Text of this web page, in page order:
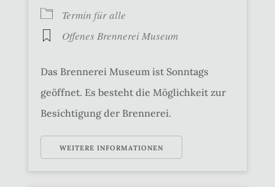
Termin für alle
Offenes Brennerei Museum
Das Brennerei Museum ist Sonntags
geöffnet. Es besteht die Möglichkeit zur
Besichtigung der Brennerei.
WEITERE INFORMATIONEN